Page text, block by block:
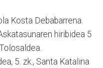
Kosta Debabarrena.
hiribidea 5
5. zk., Santa Katalina